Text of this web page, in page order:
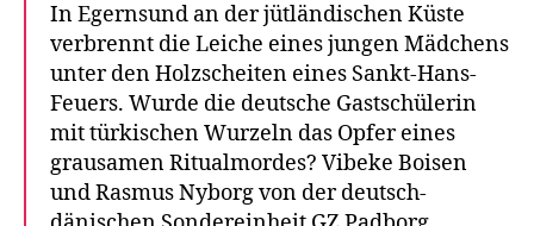
In Egernsund an der jütländischen Küste
verbrennt die Leiche eines jungen Mädchens
unter den Holzscheiten eines Sankt-Hans-
Feuers. Wurde die deutsche Gastschülerin
mit türkischen Wurzeln das Opfer eines
grausamen Ritualmordes? Vibeke Boisen
und Rasmus Nyborg von der deutsch-